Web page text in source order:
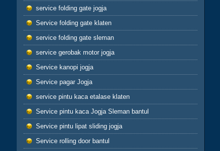
Allah
Hikmah 3
jika engkau berbuat baik,berarti berbuat baik
untuk dirimu sendiri dan jika engkau berbuat
buruk maka perbuatan burukmu itu untuk
dirimu sendiri(Q.S.17:7) tiada yang tertukar
atau meleset jangan pernah salahkan keadaan
atau orang lain karena semua perbuatan kita
pasti kembali kepada diri kita sendiri
hikmah 4
Apabila telah ditunaikan sholat,maka
bertebaranlah kamu dimuka bumi dan carilah
service folding gate jogja
Service folding gate klaten
service folding gate sleman
service gerobak motor jogja
Service kanopi jogja
Service pagar Jogja
service pintu kaca etalase klaten
Service pintu kaca Jogja Sleman bantul
Service pintu lipat sliding jogja
Service rolling door bantul